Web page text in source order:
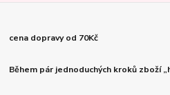
cena dopravy od 70Kč
Během pár jednoduchých kroků zboží